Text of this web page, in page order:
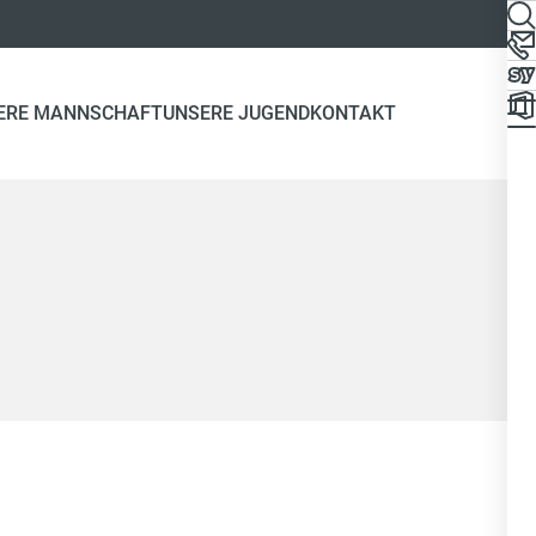
MANNSCHAFTUNSERE JUGENDKONTAKT